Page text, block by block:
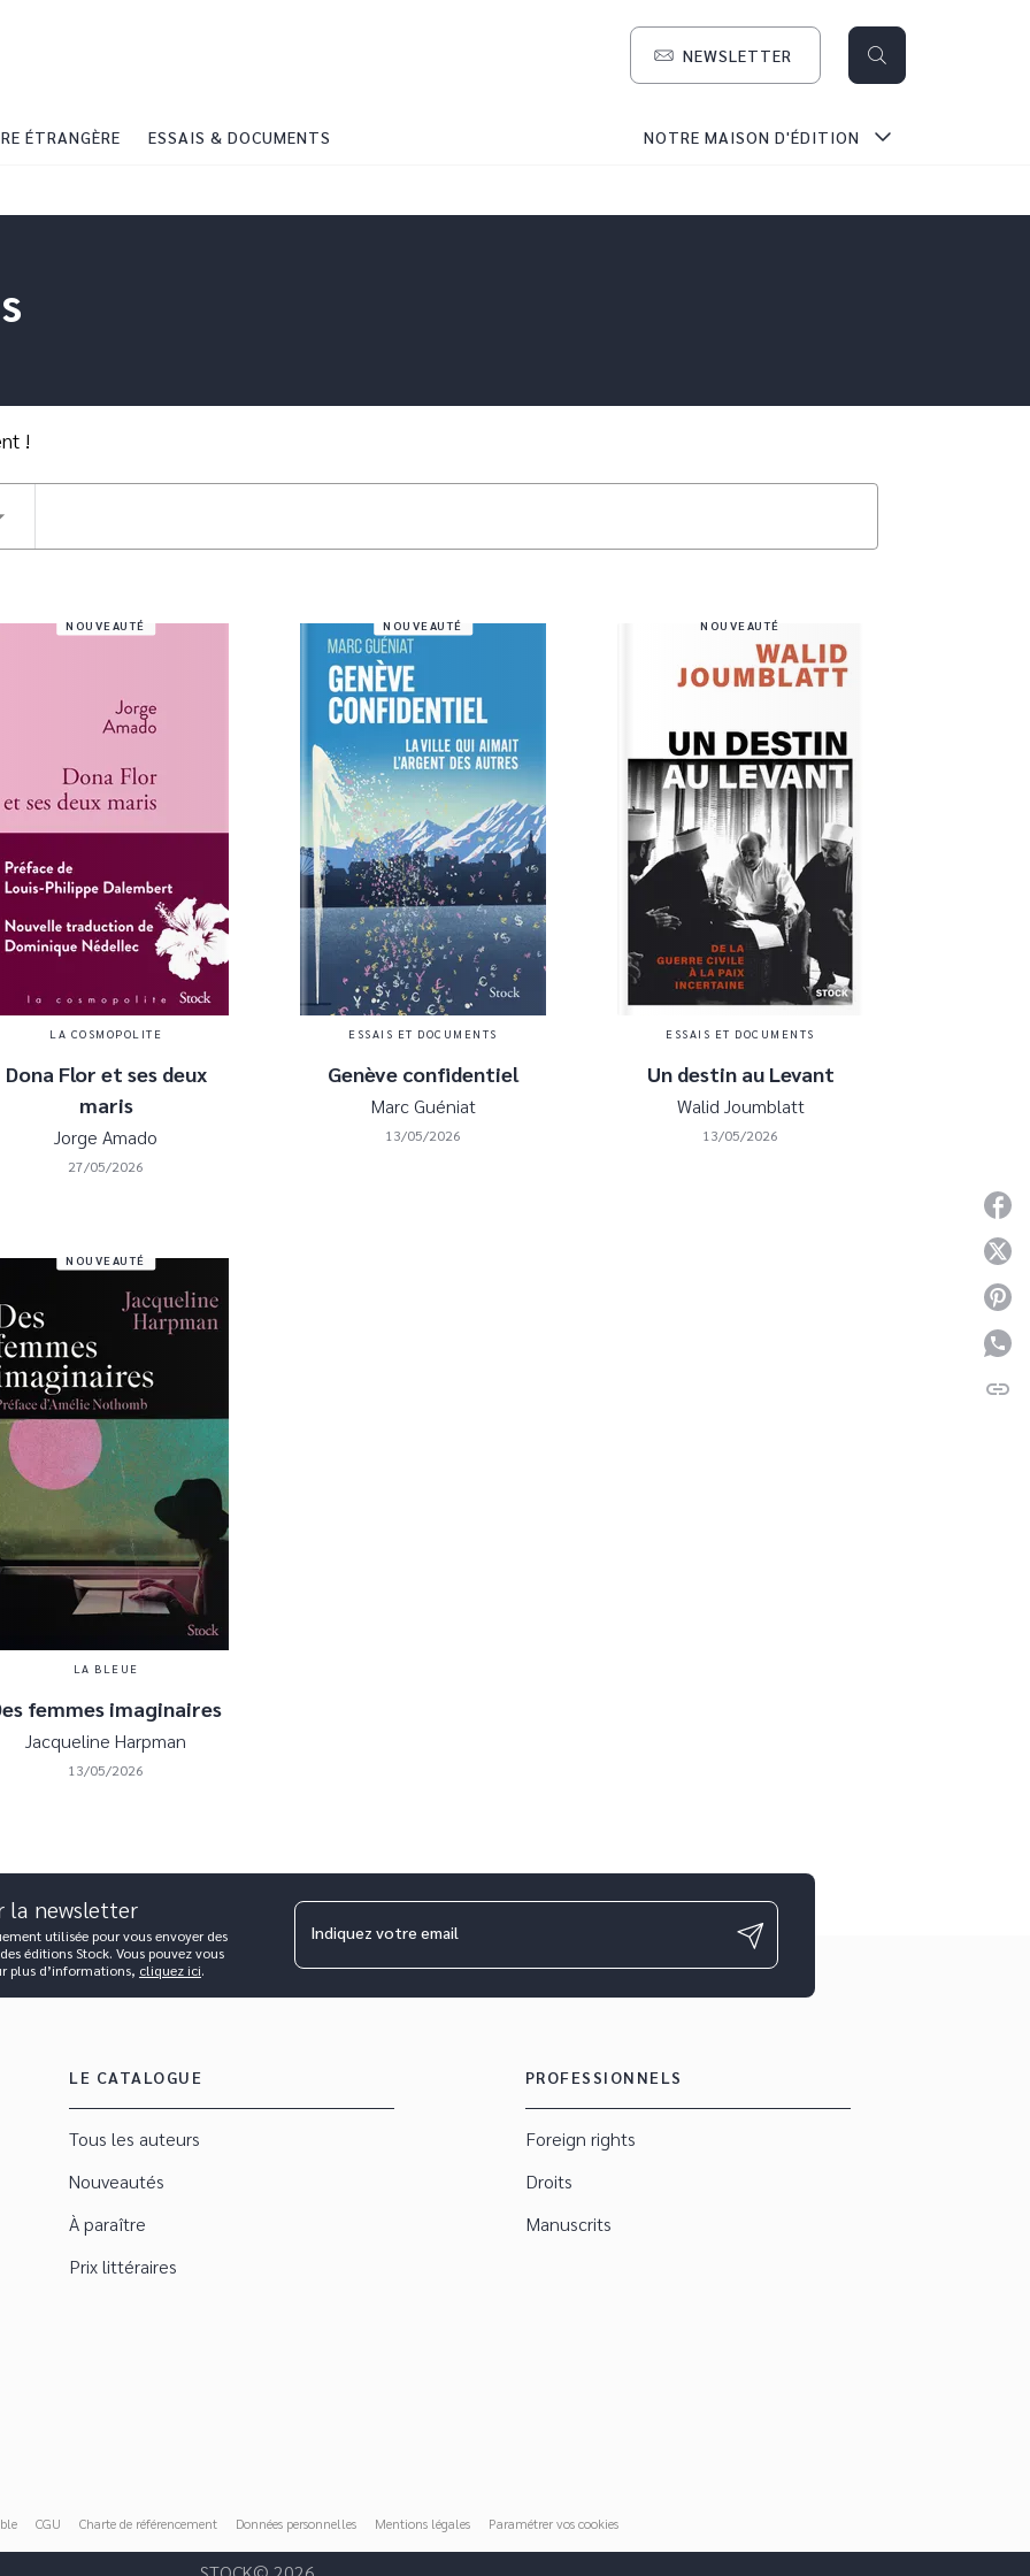
NEWSLETTER
ÉTRANGÈRE ESSAIS & DOCUMENTS NOTRE MAISON D'ÉDITION
!
NOUVEAUTÉ
LA COSMOPOLITE
Dona Flor et ses deux
maris
Jorge Amado
27/05/2026
NOUVEAUTÉ
ESSAIS ET DOCUMENTS
Genève confidentiel
Marc Guéniat
13/05/2026
NOUVEAUTÉ
ESSAIS ET DOCUMENTS
Un destin au Levant
Walid Joumblatt
13/05/2026
NOUVEAUTÉ
LA BLEUE
femmes imaginaires
Jacqueline Harpman
13/05/2026
link
la newsletter
utilisée pour vous envoyer des
éditions Stock. Vous pouvez vous
plus d’informations, cliquez ici.
Indiquez votre email
LE CATALOGUE
Tous les auteurs
Nouveautés
À paraître
Prix littéraires
PROFESSIONNELS
Foreign rights
Droits
Manuscrits
CGU Charte de référencement Données personnelles Mentions légales Paramétrer vos cookies